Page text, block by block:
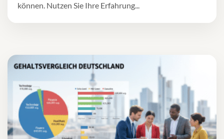
können. Nutzen Sie Ihre Erfahrung...